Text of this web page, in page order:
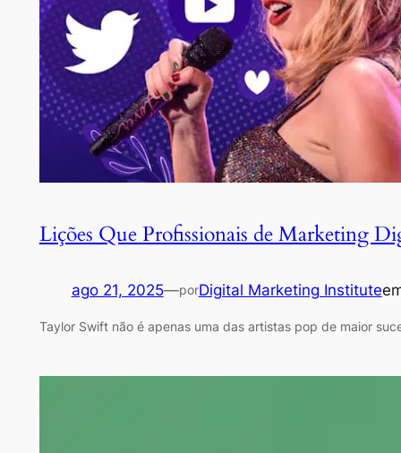
Lições Que Profissionais de Marketing
ago 21, 2025—porDigital Marketing Institute
Taylor Swift não é apenas uma das artistas pop de maior